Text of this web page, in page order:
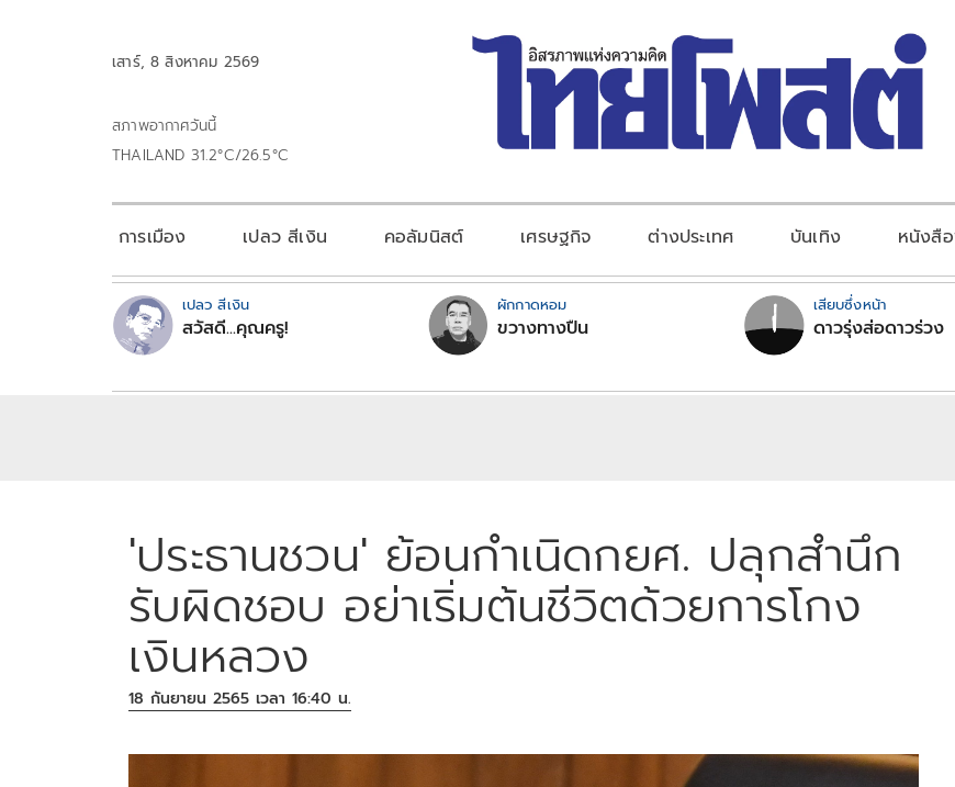
เสาร์, 8 สิงหาคม 2569
สภาพอากาศวันนี้
THAILAND 31.2°C/26.5°C
การเมือง เปลว สีเงิน คอลัมนิสต์ เศรษฐกิจ ต่างประเทศ บันเทิง หนังสื
เปลว สีเงิน
สวัสดี...คุณครู!
ผักกาดหอม
ขวางทางปืน
เสียบซึ่งหน้า
ดาวรุ่งส่อดาวร่วง
'ประธานชวน' ย้อนกำเนิดกยศ. ปลุกสำนึก
รับผิดชอบ อย่าเริ่มต้นชีวิตด้วยการโกง
เงินหลวง
18 กันยายน 2565 เวลา 16:40 น.